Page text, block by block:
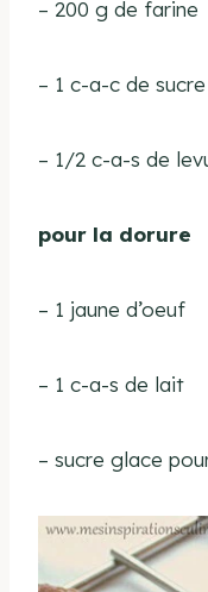
– 200 g de farine
– 1 c-a-c de sucre
– 1/2 c-a-s de
pour la dorure
– 1 jaune d’oeuf
– 1 c-a-s de lait
– sucre glace